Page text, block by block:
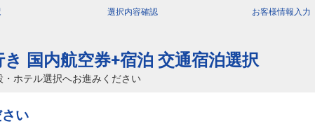
選択内容確認 お客様情報 入力
国内航空券+宿泊 交通宿泊選択
ホテル選択へお進みください
い